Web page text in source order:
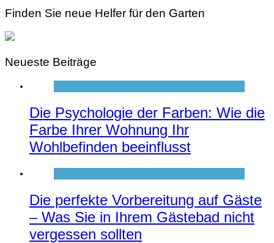
Finden Sie neue Helfer für den Garten
Neueste Beiträge
Die Psychologie der Farben: Wie die
Farbe Ihrer Wohnung Ihr
Wohlbefinden beeinflusst
Die perfekte Vorbereitung auf Gäste
– Was Sie in Ihrem Gästebad nicht
vergessen sollten